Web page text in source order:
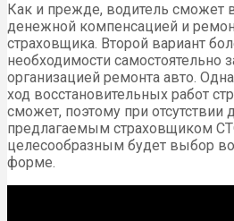
Как и прежде, водитель сможет
денежной компенсацией и
страховщика. Второй вариант
необходимости самостоятельно
организацией ремонта авто.
ход восстановительных работ
сможет, поэтому при отсутствии
предлагаемым страховщиком
целесообразным будет выбор
форме.